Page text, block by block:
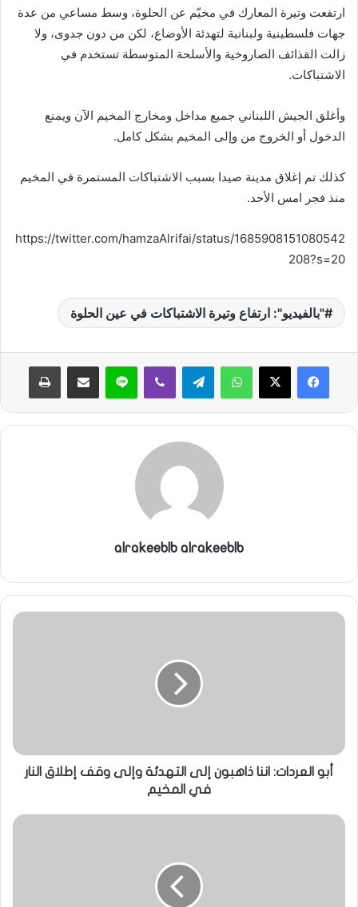
ارتفعت وتيرة المعارك في مخيّم عن الحلوة، وسط مساعي من عدة
جهات فلسطينية ولبنانية لتهدئة الأوضاع، لكن من دون جدوى، ولا
زالت القذائف الصاروخية والأسلحة المتوسطة تستخدم في
الاشتباكات.
وأغلق الجيش اللبناني جميع مداخل ومخارج المخيم الآن ويمنع
الدخول أو الخروج من وإلى المخيم بشكل كامل.
كذلك تم إغلاق مدينة صيدا بسبب الاشتباكات المستمرة في المخيم
منذ فجر امس الأحد.
https://twitter.com/hamzaAlrifai/status/1685908151080542
208?s=20
"بالفيديو": ارتفاع وتيرة الاشتباكات في عين الحلوة
واتساب تيلقرام ڤايبر لاين مشاركة عبر البريد طباعة
alrakeeblb alrakeeblb
أبو العردات: اننا ذاهبون إلى التهدئة وإلى وقف إطلاق النار
في المخيم